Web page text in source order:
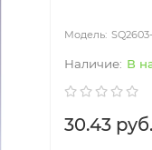
В
30.43 руб.